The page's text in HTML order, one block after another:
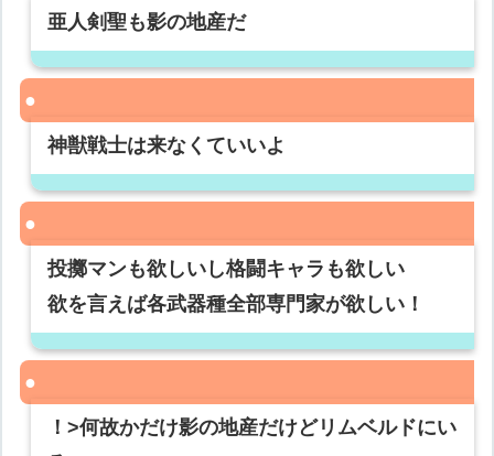
亜人剣聖も影の地産だ
神獣戦士は来なくていいよ
投擲マンも欲しいし格闘キャラも欲しい
欲を言えば各武器種全部専門家が欲しい！
！>何故かだけ影の地産だけどリムベルドにい